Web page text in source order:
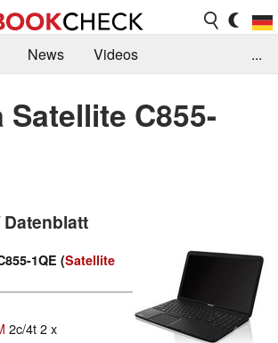
News
Videos
Deals Suche
Jobs
...
C855-
1QE (Satellite
2c/4t 2 x